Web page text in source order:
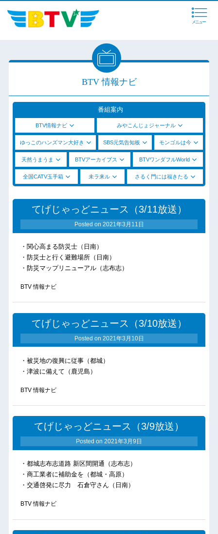
メニュー
BTV 情報ナビ
番組案内
BTV情報ナビ みやこんじょジャーナル
ゆっこのハンズマン大好き SBS元気告知板 モンゴルは今
天然うまうま BTVアーカイブス BTVワンダフルWorld
全国CATV玉手箱 未ラ来ル さるく門には福きたる
てげじゃっどニュース（3/11放送）
Posted on 2021年3月11日
・関心高まる防災士（日南）
・防災士と行く避難場所（日南）
・防災マップリニューアル（志布志）
BTV 情報ナビ
てげじゃっどニュース（3/10放送）
Posted on 2021年3月10日
・被災地の復興に従事（都城）
・津波に備えて（鹿児島）
BTV 情報ナビ
てげじゃっどニュース（3/9放送）
Posted on 2021年3月9日
・都城志布志道路 新区間開通（志布志）
・商工業者に補助金を（都城・高原）
・交通啓発に尽力 石倉守さん（日南）
BTV 情報ナビ